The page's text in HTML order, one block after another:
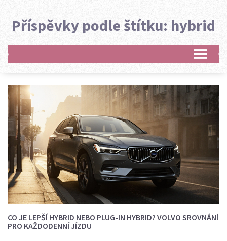
Příspěvky podle štítku: hybrid
CO JE LEPŠÍ HYBRID NEBO PLUG-IN HYBRID? VOLVO SROVNÁNÍ
PRO KAŽDODENNÍ JÍZDU